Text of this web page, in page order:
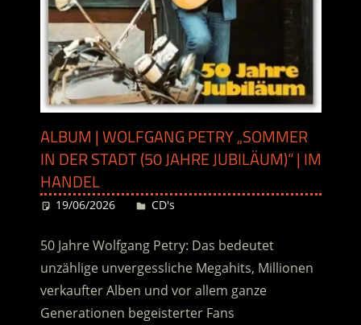
ALBUM | WOLFGANG PETRY „SOMMER
IN DER STADT (50 JAHRE JUBILÄUM)“ | IM
HANDEL
19/06/2026 Desiree
CD's
50 Jahre Wolfgang Petry: Das bedeutet
unzählige unvergessliche Megahits, Millionen
verkaufter Alben und vor allem ganze
Generationen begeisterter Fans